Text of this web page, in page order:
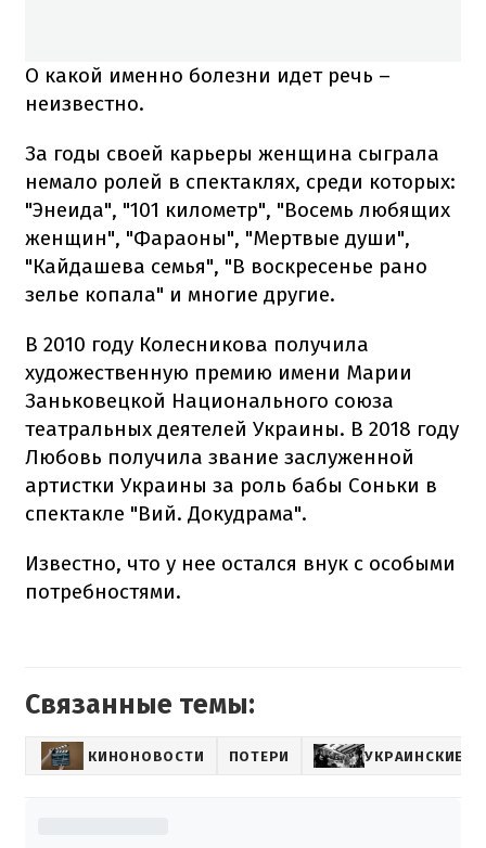
О какой именно болезни идет речь –
неизвестно.
За годы своей карьеры женщина сыграла
немало ролей в спектаклях, среди которых:
"Энеида", "101 километр", "Восемь любящих
женщин", "Фараоны", "Мертвые души",
"Кайдашева семья", "В воскресенье рано
зелье копала" и многие другие.
В 2010 году Колесникова получила
художественную премию имени Марии
Заньковецкой Национального союза
театральных деятелей Украины. В 2018 году
Любовь получила звание заслуженной
артистки Украины за роль бабы Соньки в
спектакле "Вий. Докудрама".
Известно, что у нее остался внук с особыми
потребностями.
Связанные темы:
КИНОНОВОСТИ ПОТЕРИ УКРАИНСКИЕ